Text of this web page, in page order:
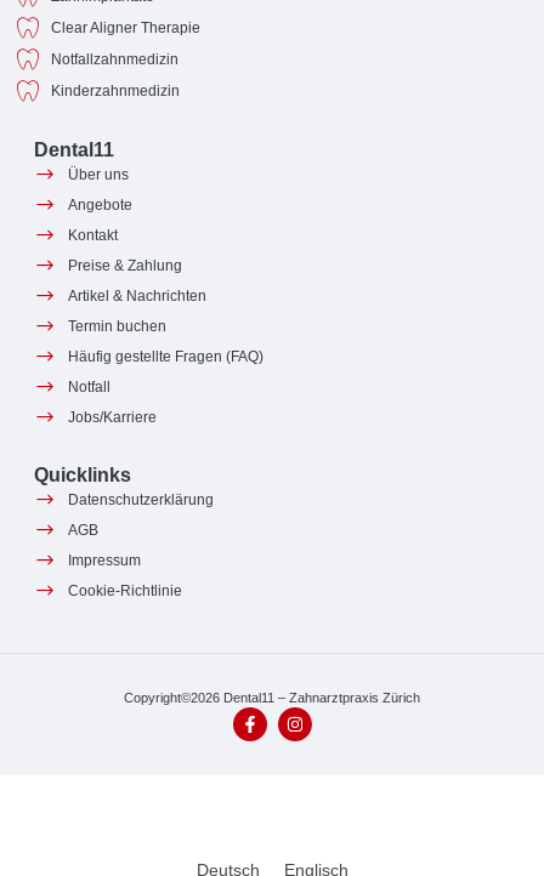
Clear Aligner Therapie
Notfallzahnmedizin
Kinderzahnmedizin
Dental11
Über uns
Angebote
Kontakt
Preise & Zahlung
Artikel & Nachrichten
Termin buchen
Häufig gestellte Fragen (FAQ)
Notfall
Jobs/Karriere
Quicklinks
Datenschutzerklärung
AGB
Impressum
Cookie-Richtlinie
Copyright©2026 Dental11 – Zahnarztpraxis Zürich
Deutsch Englisch